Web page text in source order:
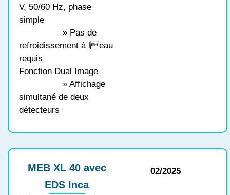
V, 50/60 Hz, phase
simple
» Pas de
refroidissement à leau
requis
Fonction Dual Image
» Affichage
simultané de deux
détecteurs
MEB XL 40 avec
EDS Inca
02/2025